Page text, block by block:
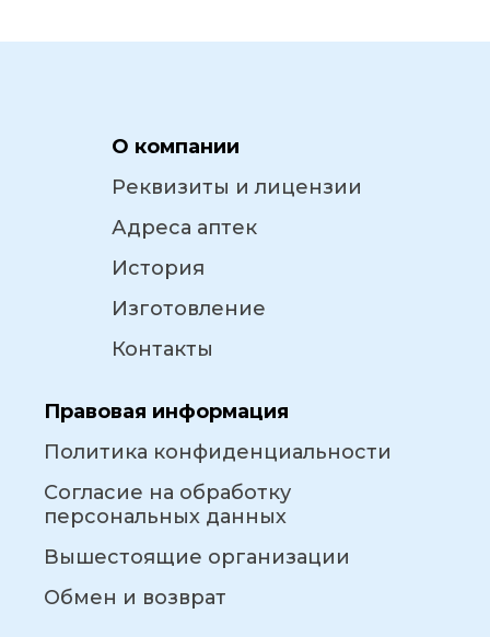
О компании
Реквизиты и лицензии
Адреса аптек
История
Изготовление
Контакты
Правовая информация
Политика конфиденциальности
Согласие на обработку
персональных данных
Вышестоящие организации
Обмен и возврат